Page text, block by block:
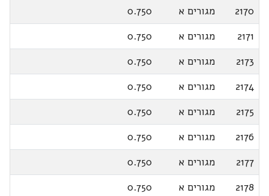
2170
מגורים א
0.750
2171
מגורים א
0.750
2173
מגורים א
0.750
2174
מגורים א
0.750
2175
מגורים א
0.750
2176
מגורים א
0.750
2177
מגורים א
0.750
2178
מגורים א
0.750